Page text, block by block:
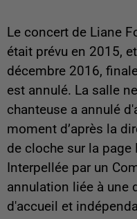
Le concert de Liane
était prévu en 2015,
décembre 2016,
est annulé. La salle
chanteuse a annulé
moment d’après la
de cloche sur la
Interpellée par un
annulation liée à une
d'accueil et